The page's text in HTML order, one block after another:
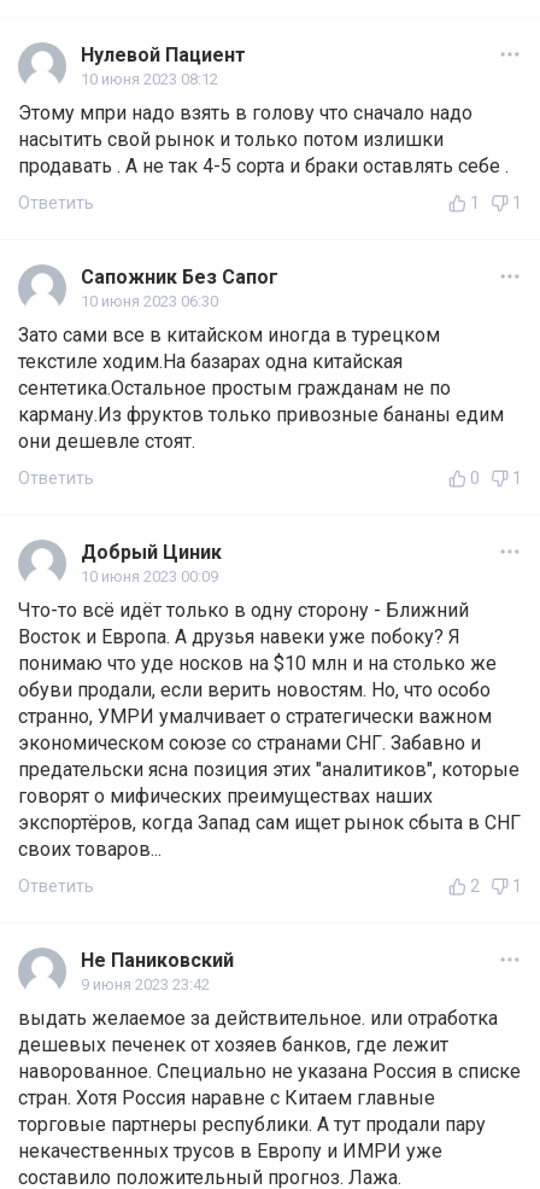
Нулевой Пациент
10 июня 2023 08:12
Этому мпри надо взять в голову что сначало надо
насытить свой рынок и только потом излишки
продавать . А не так 4-5 сорта и браки оставлять себе .
Ответить 1 1
Сапожник Без Сапог
10 июня 2023 06:30
Зато сами все в китайском иногда в турецком
текстиле ходим.На базарах одна китайская
сентетика.Остальное простым гражданам не по
карману.Из фруктов только привозные бананы едим
они дешевле стоят.
Ответить 0 1
Добрый Циник
10 июня 2023 00:09
Что-то всё идёт только в одну сторону - Ближний
Восток и Европа. А друзья навеки уже побоку? Я
понимаю что уде носков на $10 млн и на столько же
обуви продали, если верить новостям. Но, что особо
странно, УМРИ умалчивает о стратегически важном
экономическом союзе со странами СНГ. Забавно и
предательски ясна позиция этих "аналитиков", которые
говорят о мифических преимуществах наших
экспортёров, когда Запад сам ищет рынок сбыта в СНГ
своих товаров...
Ответить 2 1
Не Паниковский
9 июня 2023 23:42
выдать желаемое за действительное. или отработка
дешевых печенек от хозяев банков, где лежит
наворованное. Специально не указана Россия в списке
стран. Хотя Россия наравне с Китаем главные
торговые партнеры республики. А тут продали пару
некачественных трусов в Европу и ИМРИ уже
составило положительный прогноз. Лажа.